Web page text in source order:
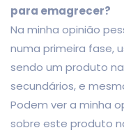
para emagrecer?
Na minha opinião
numa primeira fase,
sendo um produto
secundários, e
Podem ver a minha
sobre este produto